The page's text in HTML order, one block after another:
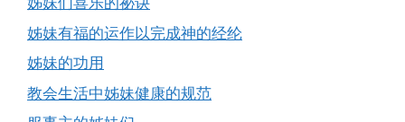
姊妹有福的运作以完成神的经纶
姊妹的功用
教会生活中姊妹健康的规范